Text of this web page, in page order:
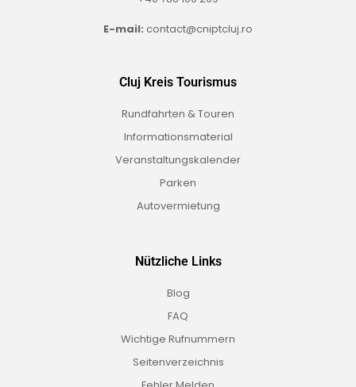
E-mail: contact@cniptcluj.ro
Cluj Kreis Tourismus
Rundfahrten & Touren
Informationsmaterial
Veranstaltungskalender
Parken
Autovermietung
Nützliche Links
Blog
FAQ
Wichtige Rufnummern
Seitenverzeichnis